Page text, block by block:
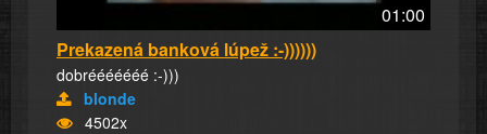
01:00
Prekazená banková lúpež :-))))))
dobrééééééé :-)))
blonde
4502x